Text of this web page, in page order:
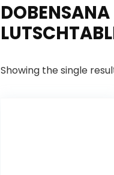
Showing the single